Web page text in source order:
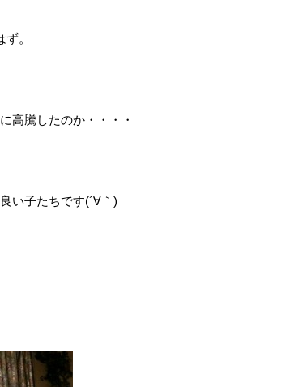
。
高騰したのか・・・・
い子たちです(´∀｀)